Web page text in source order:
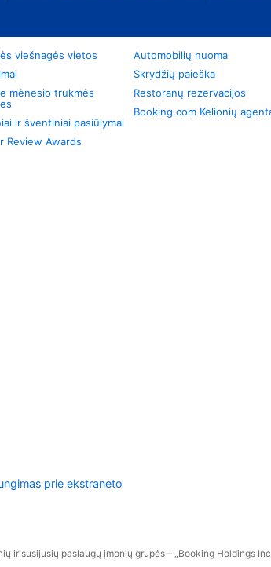
viešnagės vietos
mėnesio trukmės
ir šventiniai pasiūlymai
Review Awards
Automobilių nuoma
Skrydžių paieška
Restoranų rezervacijos
Booking.com Kelionių
prie ekstraneto
ir susijusių paslaugų įmonių grupės – „Booking Holdings